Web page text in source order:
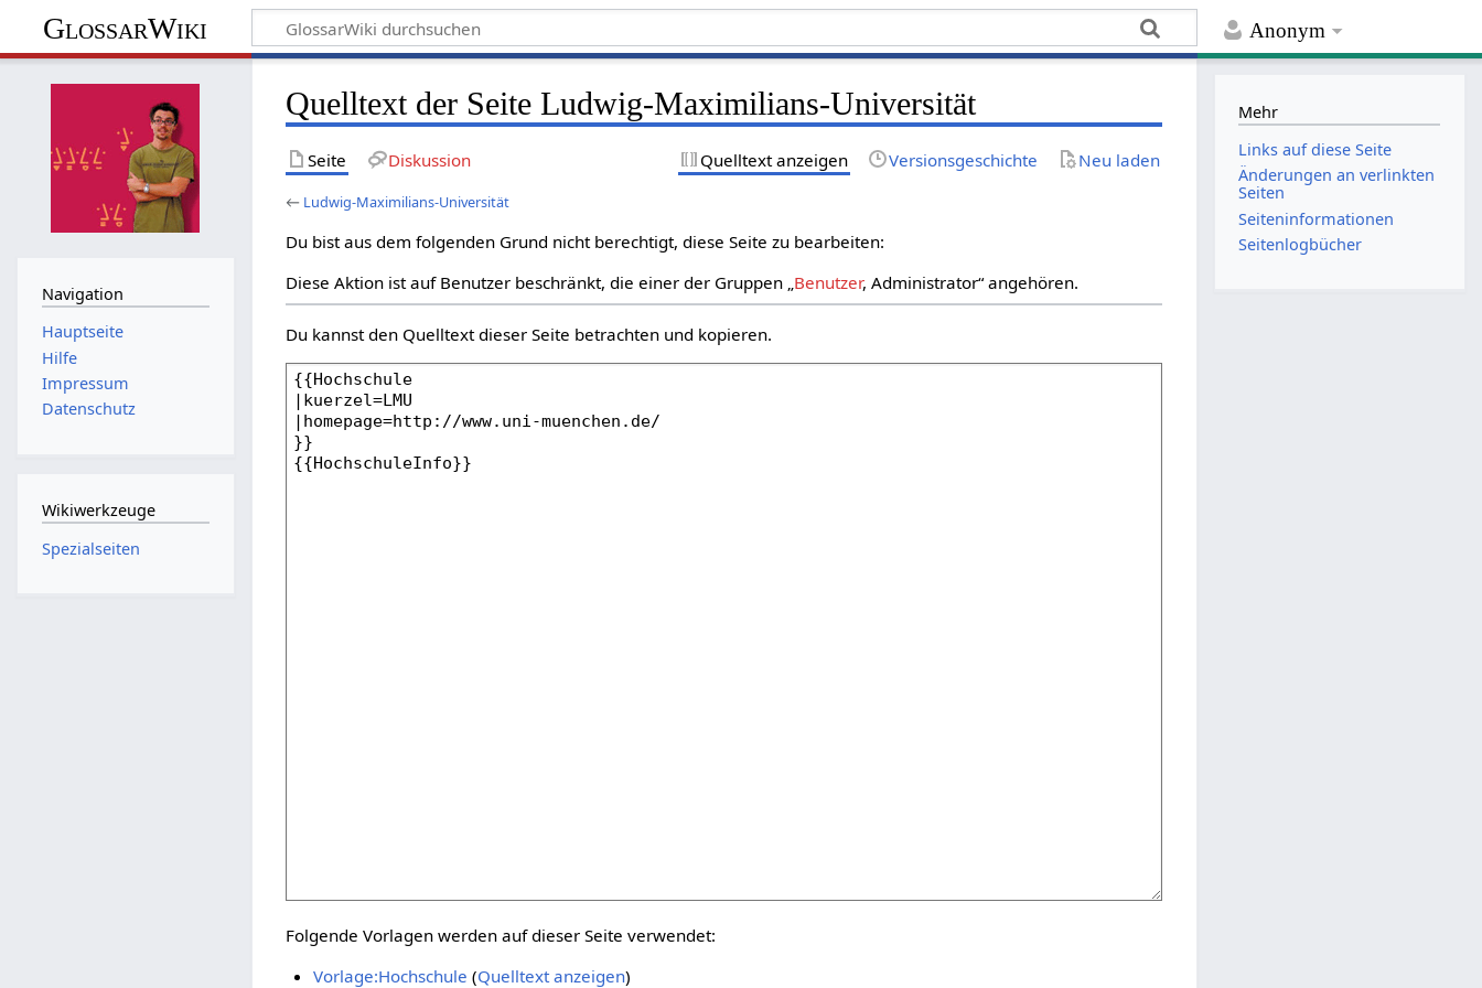
Anonym
GlossarWiki
Quelltext der Seite Ludwig-Maximilians-Universität
Seite Diskussion Quelltext anzeigen Versionsgeschichte Neu laden
← Ludwig-Maximilians-Universität
Du bist aus dem folgenden Grund nicht berechtigt, diese Seite zu bearbeiten:
Diese Aktion ist auf Benutzer beschränkt, die einer der Gruppen „Benutzer, Administrator“ angehören.
Du kannst den Quelltext dieser Seite betrachten und kopieren.
Folgende Vorlagen werden auf dieser Seite verwendet:
Vorlage:Hochschule (Quelltext anzeigen)
Navigation
Hauptseite
Hilfe
Impressum
Datenschutz
Wikiwerkzeuge
Spezialseiten
Mehr
Links auf diese Seite
Änderungen an verlinkten
Seiten
Seiten­­informationen
Seitenlogbücher